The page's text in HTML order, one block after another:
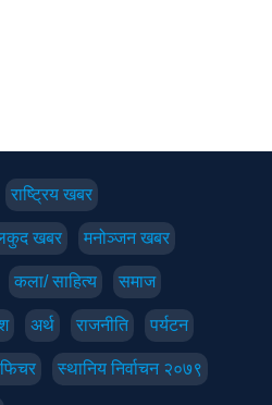
राष्ट्रिय खबर
खबर मनोञ्जन खबर
कला/ साहित्य समाज
अर्थ राजनीति पर्यटन
स्थानिय निर्वाचन २०७९